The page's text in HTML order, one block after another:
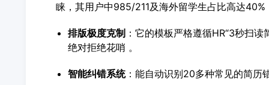
睐，其用户中985/211及海外留学生占比高达40%
排版极度克制 ：它的模板严格遵循HR“3秒扫
绝对拒绝花哨 。
智能纠错系统：能自动识别20多种常见的简历